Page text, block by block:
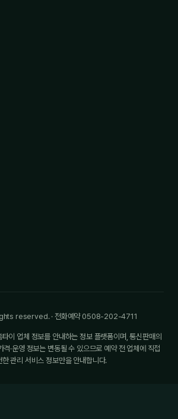
reserved. · 전화예약 0508-202-4711
이 업체 정보를 안내하는 정보 플랫폼이며, 통신판매의
격·운영 정보는 변동될 수 있으므로 예약 전 업체에 직접
관리 서비스 정보만을 안내합니다.